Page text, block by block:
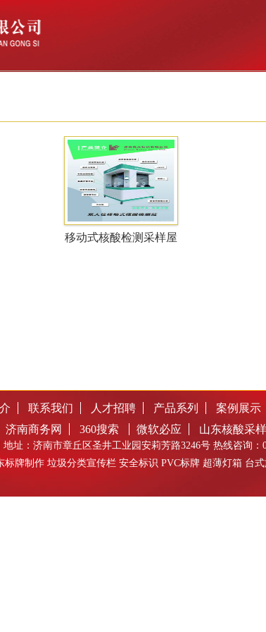
移动式核酸检测采样屋
联系我们 人才招聘 产品系列
案例展示
济南商务网 360搜索 微软必应 山东核酸采
址：济南市章丘区圣井工业园安莉芳路3246号 热线咨询：
标牌制作 垃圾分类宣传栏 安全标识 PVC标牌 超薄灯箱 台